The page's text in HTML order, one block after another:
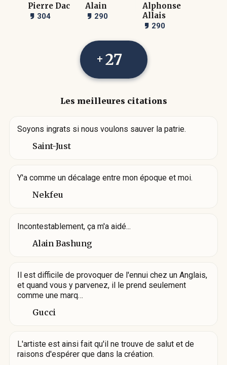
Pierre Dac
304
Alain
290
Alphonse
Allais
290
27
Les meilleures citations
Soyons ingrats si nous voulons sauver la patrie.
Saint-Just
Y'a comme un décalage entre mon époque et moi.
Nekfeu
Incontestablement, ça m'a aidé...
Alain Bashung
Il est difficile de provoquer de l'ennui chez un Anglais,
et quand vous y parvenez, il le prend seulement
comme une marq…
Gucci
L'artiste est ainsi fait qu'il ne trouve de salut et de
raisons d'espérer que dans la création.